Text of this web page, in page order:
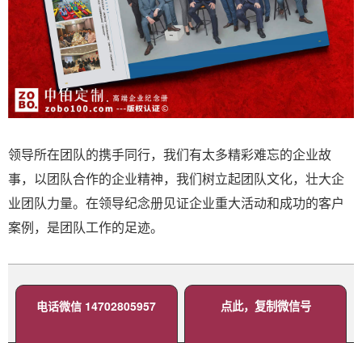
领导所在团队的携手同行，我们有太多精彩难忘的企业故
事，以团队合作的企业精神，我们树立起团队文化，壮大企
业团队力量。在领导纪念册见证企业重大活动和成功的客户
案例，是团队工作的足迹。
电话微信 14702805957 点此，复制微信号